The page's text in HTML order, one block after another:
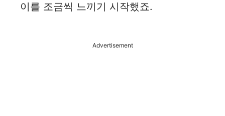
이를 조금씩 느끼기 시작했죠.
Advertisement